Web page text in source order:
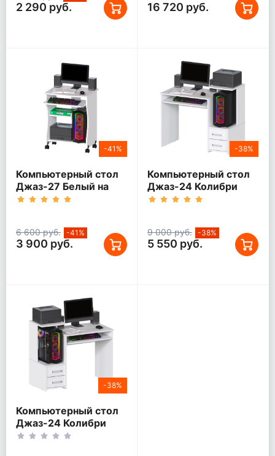
2 290 руб. 16 720 руб.
-41%
Компьютерный стол
Джаз-27 Белый на
колесиках
6 600 руб. -41%
3 900 руб.
-38%
Компьютерный стол
Джаз-24 Колибри
Белый правый
9 000 руб. -38%
5 550 руб.
-38%
Компьютерный стол
Джаз-24 Колибри
Белый левый